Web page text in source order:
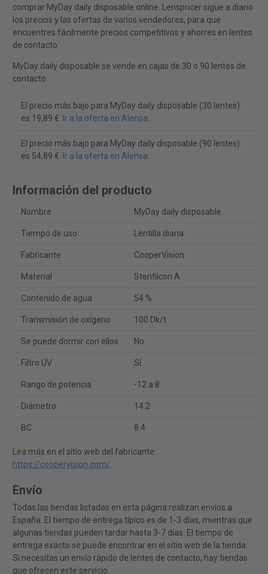
comprar MyDay daily disposable online. Lenspricer sigue a diario
los precios y las ofertas de varios vendedores, para que
encuentres fácilmente precios competitivos y ahorres en lentes
de contacto.
MyDay daily disposable se vende en cajas de 30 o 90 lentes de
contacto.
El precio más bajo para MyDay daily disposable (30 lentes)
es 19,89 €. Ir a la oferta en Alensa.
El precio más bajo para MyDay daily disposable (90 lentes)
es 54,89 €. Ir a la oferta en Alensa.
Información del producto
Nombre MyDay daily disposable
Tiempo de uso Lentilla diaria
Fabricante CooperVision
Material Stenfilcon A
Contenido de agua 54 %
Transmisión de oxígeno 100 Dk/t
Se puede dormir con ellos No
Filtro UV Sí
Rango de potencia -12 a 8
Diámetro 14.2
BC 8.4
Lea más en el sitio web del fabricante:
https://coopervision.com/.
Envío
Todas las tiendas listadas en esta página realizan envíos a
España. El tiempo de entrega típico es de 1-3 días, mientras que
algunas tiendas pueden tardar hasta 3-7 días. El tiempo de
entrega exacto se puede encontrar en el sitio web de la tienda.
Si necesitas un envío rápido de lentes de contacto, hay tiendas
que ofrecen este servicio.